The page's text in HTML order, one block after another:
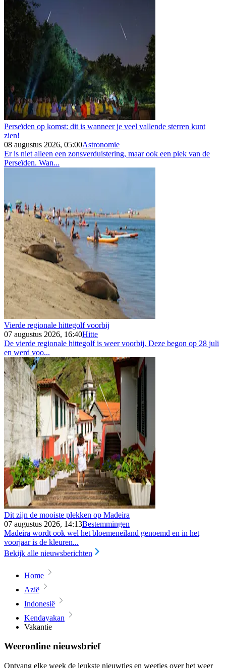
Perseïden op komst: dit is wanneer je veel vallende sterren kunt
zien!
08 augustus 2026, 05:00Astronomie
Er is niet alleen een zonsverduistering, maar ook een piek van de
Perseïden. Wan...
Vierde regionale hittegolf voorbij
07 augustus 2026, 16:40Hitte
De vierde regionale hittegolf is weer voorbij. Deze begon op 28 juli
en werd voo...
Dit zijn de mooiste plekken op Madeira
07 augustus 2026, 14:13Bestemmingen
Madeira wordt ook wel het bloemeneiland genoemd en in het
voorjaar is de kleuren...
Bekijk alle nieuwsberichten
Home
Azië
Indonesië
Kendayakan
Vakantie
Weeronline nieuwsbrief
Ontvang elke week de leukste nieuwtjes en weetjes over het weer